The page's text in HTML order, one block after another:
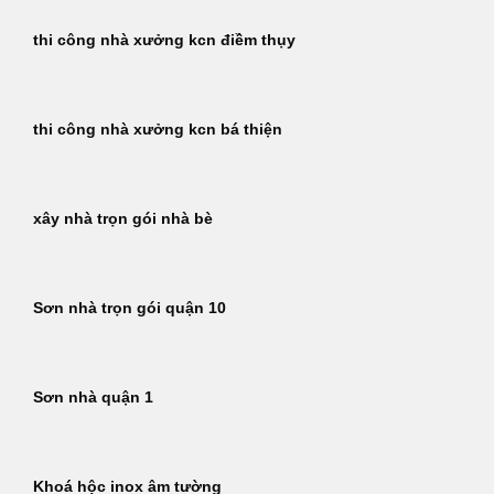
thi công nhà xưởng kcn điềm thụy
thi công nhà xưởng kcn bá thiện
xây nhà trọn gói nhà bè
Sơn nhà trọn gói quận 10
Sơn nhà quận 1
Khoá hộc inox âm tường